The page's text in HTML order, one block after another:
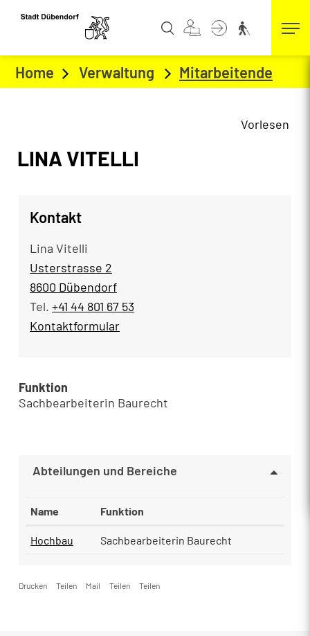
Kopfzeile
Vorlesen
Home Verwaltung Mitarbeitende
Inhalt
LINA VITELLI
Kontakt
Lina Vitelli
Usterstrasse 2
8600 Dübendorf
Tel. +41 44 801 67 53
Kontaktformular
Funktion
Sachbearbeiterin Baurecht
Zugehörige Objekte
Abteilungen und Bereiche
Name Funktion
Hochbau Sachbearbeiterin Baurecht
Drucken Teilen Mail Teilen Teilen